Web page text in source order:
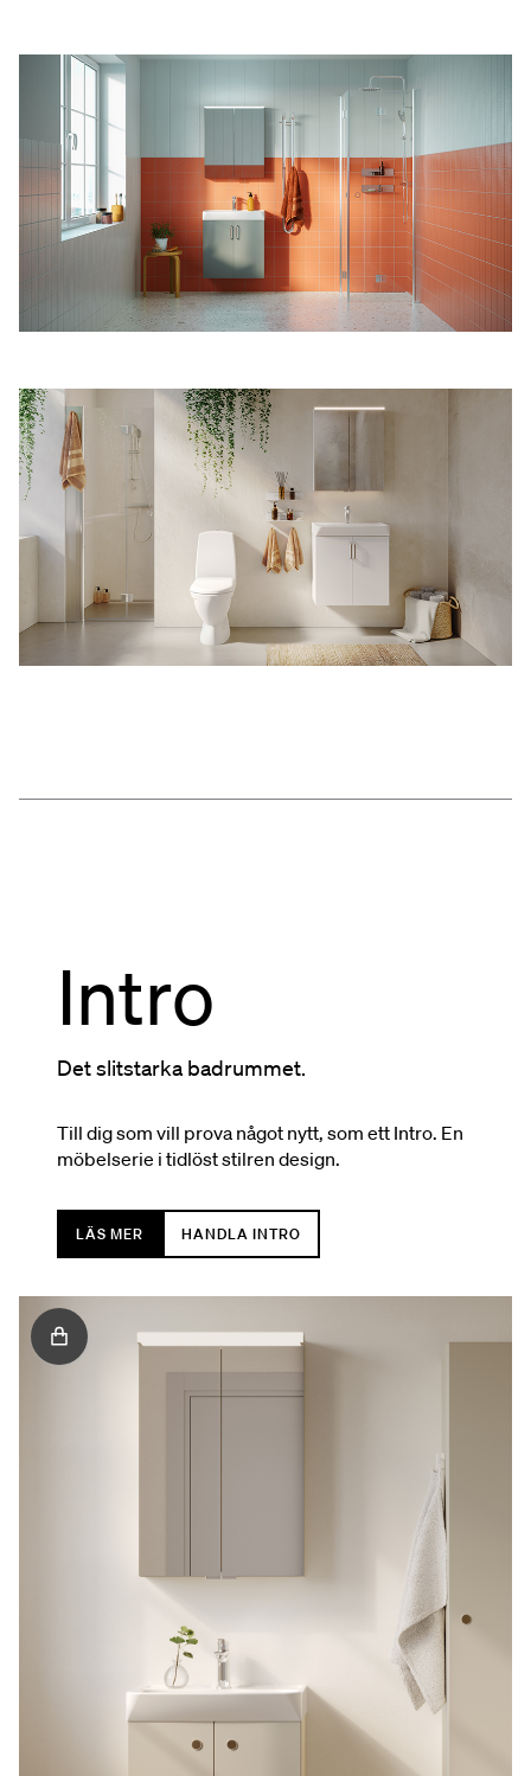
Intro
Det slitstarka badrummet.
Till dig som vill prova något nytt, som ett Intro. En
möbelserie i tidlöst stilren design.
LÄS MER HANDLA INTRO